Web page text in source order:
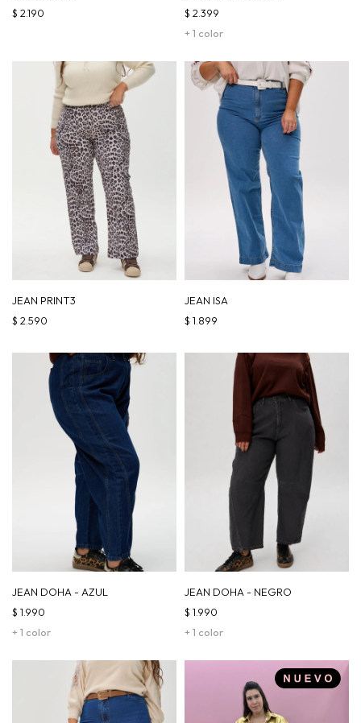
$ 2.190
+ 1 color
$ 2.399
JEAN PRINT3
$ 2.590
JEAN ISA
$ 1.899
JEAN DOHA - AZUL
+ 1 color
$ 1.990
JEAN DOHA - NEGRO
+ 1 color
$ 1.990